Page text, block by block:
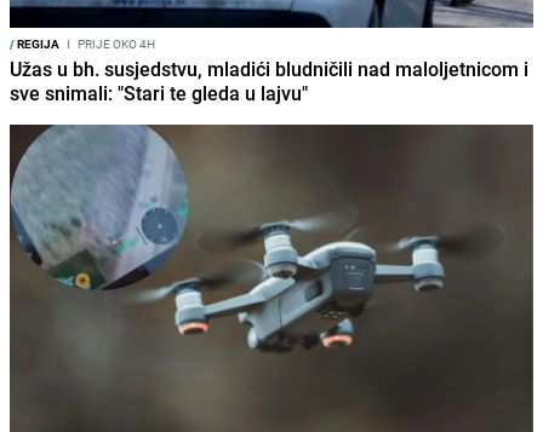
/REGIJA I PRIJE OKO 4H
Užas u bh. susjedstvu, mladići bludničili nad maloljetnicom i
sve snimali: "Stari te gleda u lajvu"